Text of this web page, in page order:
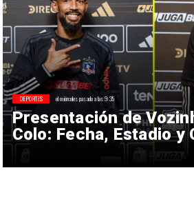
Presentación de
Colo: Fecha, Estadio y
DEPORTES el miércoles pasado a las 9:35